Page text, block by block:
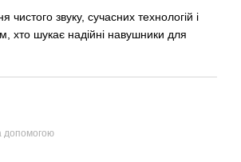
чистого звуку, сучасних технологій і
хто шукає надійні навушники для
допомогою